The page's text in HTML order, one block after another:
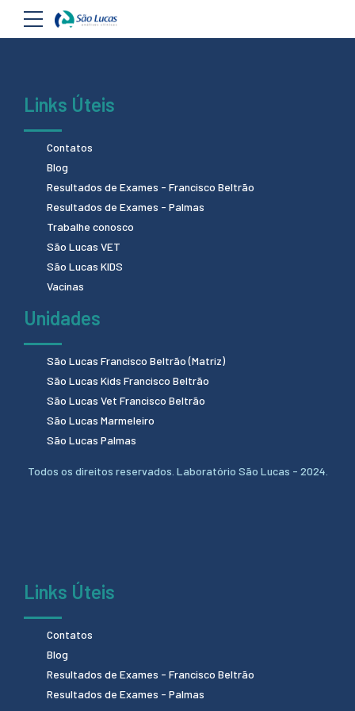
Links Úteis
Contatos
Blog
Resultados de Exames - Francisco Beltrão
Resultados de Exames - Palmas
Trabalhe conosco
São Lucas VET
São Lucas KIDS
Vacinas
Unidades
São Lucas Francisco Beltrão (Matriz)
São Lucas Kids Francisco Beltrão
São Lucas Vet Francisco Beltrão
São Lucas Marmeleiro
São Lucas Palmas
Todos os direitos reservados. Laboratório São Lucas - 2024.
Links Úteis
Contatos
Blog
Resultados de Exames - Francisco Beltrão
Resultados de Exames - Palmas